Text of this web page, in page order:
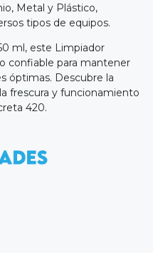
Metal y Plástico,
tipos de equipos.
ml, este Limpiador
confiable para mantener
óptimas. Descubre la
frescura y funcionamiento
420.